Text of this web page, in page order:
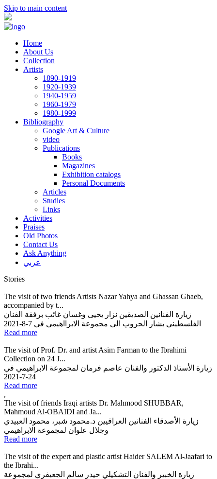
Skip to main content
Home
About Us
Collection
Artists
1890-1919
1920-1939
1940-1959
1960-1979
1980-1999
Bibliography
Google Art & Culture
video
Publications
Books
Magazines
Exhibition catalogs
Personal Documents
Articles
Studies
Links
Activities
Praises
Old Photos
Contact Us
Ask Anything
عربي
Stories
The visit of two friends Artists Nazar Yahya and Ghassan Ghaeb,
accompanied by t...
زيارة الفنانين الصديقين نزار يحيى وغسان غائب برفقة الفنان
الفلسطيني بشار الحروب الى مجموعة الابرااهيمي في 7-8-2021
Read more
The visit of Prof. Dr. and artist Asim Farman to the Ibrahimi
Collection on 24 J...
زيارة الأستاذ الدكتور والفنان عاصم فرمان لمجموعة الابراهيمي في
24-7-2021
Read more
,
The visit of friends Iraqi artists Dr. Mahmood SHUBBAR,
Mahmoud Al-OBAIDI and Ja...
زيارة الأصدقاء الفنانين العراقيين د.محمود شبر، محمود العبيدي
وجلال علوان لمجموعة الابراهيمي
Read more
The visit of the expert and plastic artist Haider SALEM Al-Jaafari to
the Ibrahi...
زيارة الخبير والفنان التشكيلي حيدر سالم الجعيفري لمجموعة